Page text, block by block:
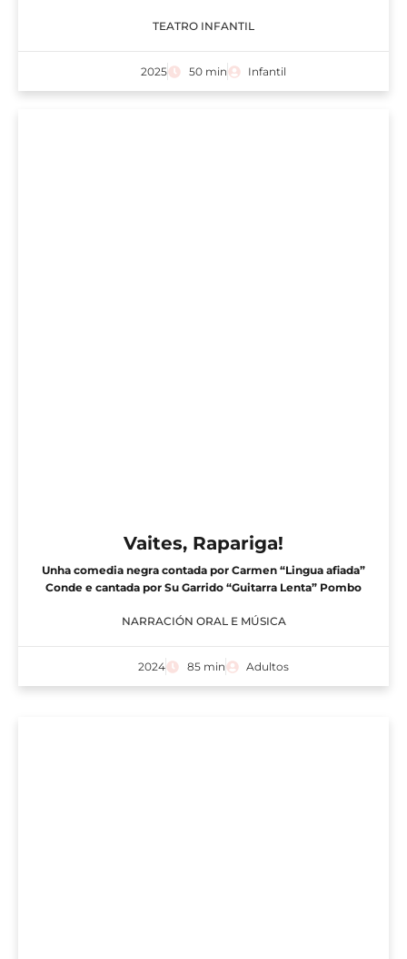
TEATRO INFANTIL
2025 50 min Infantil
Vaites, Rapariga!
Unha comedia negra contada por Carmen “Lingua afiada”
Conde e cantada por Su Garrido “Guitarra Lenta” Pombo
NARRACIÓN ORAL E MÚSICA
2024 85 min Adultos